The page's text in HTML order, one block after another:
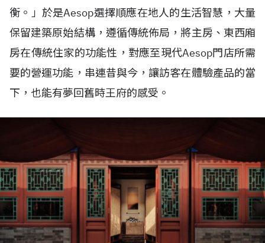
衡。」於是Aesop選擇順應在地人的生活智慧，大量
保留建築原始結構，遵循傳統佈局，將主房、東西廂
房在傳統住家的功能性，對應至現代Aesop門店所需
要的營運功能，串連昔與今，讓訪客在體驗產品的當
下，也能有夢回舊時王府的感受。